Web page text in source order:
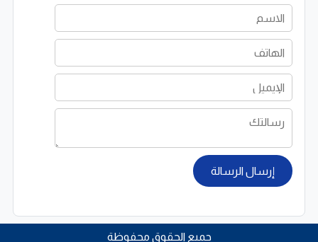
السريعة لطلبات العملاء وتقديم الدعم الفني في الوقت
المناسب
الالتزام بالجودة وبناء الثقة
تضع شركة فالكون الجودة في مقدمة أولوياتها حيث تسعى
الالتزام بالمواعيد وتقديم حلول فعالة تلبي احتياجات
العملاء, كما تحرص على بناء علاقات طويلة الأمد مع عملائها
مختلف الفئات
إرسال الرسالة
جميع الحقوق محفوظة